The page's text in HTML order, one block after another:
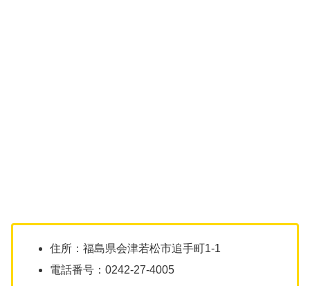
住所：福島県会津若松市追手町1-1
電話番号：0242-27-4005